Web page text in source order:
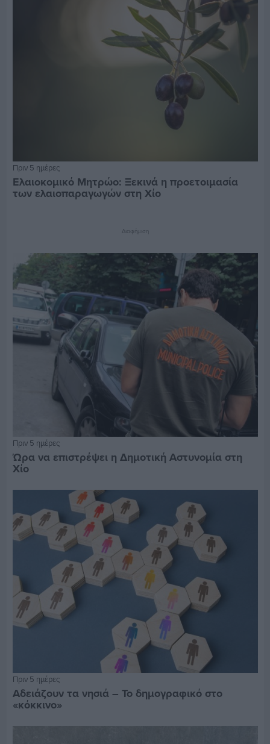
Πριν 5 ημέρες
Ελαιοκομικό Μητρώο: Ξεκινά η προετοιμασία
των ελαιοπαραγωγών στη Χίο
Διαφήμιση
Πριν 5 ημέρες
Ώρα να επιστρέψει η Δημοτική Αστυνομία στη
Χίο
Πριν 5 ημέρες
Αδειάζουν τα νησιά – Το δημογραφικό στο
«κόκκινο»